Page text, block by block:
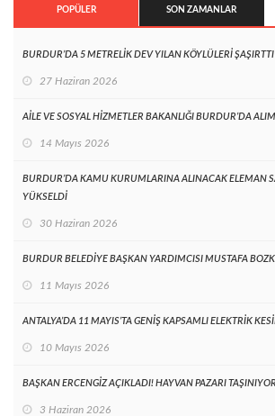
POPÜLER SON ZAMANLAR
BURDUR’DA 5 METRELİK DEV YILAN KÖYLÜLERİ ŞAŞIRTTI
27 Haziran 2026
AİLE VE SOSYAL HİZMETLER BAKANLIĞI BURDUR’DA
14 Mayıs 2026
BURDUR’DA KAMU KURUMLARINA ALINACAK ELEMAN
YÜKSELDİ
30 Haziran 2026
BURDUR BELEDİYE BAŞKAN YARDIMCISI MUSTAFA
11 Mayıs 2026
ANTALYA’DA 11 MAYIS’TA GENİŞ KAPSAMLI ELEKTRİK
10 Mayıs 2026
BAŞKAN ERCENGİZ AÇIKLADI! HAYVAN PAZARI TAŞINIYOR
3 Haziran 2026